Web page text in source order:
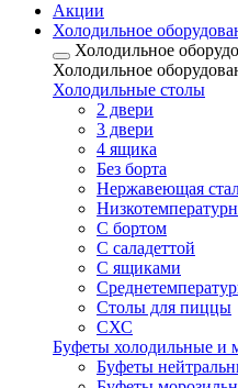
Акции
Холодильное
Холодильное
Холодильное
Холодильные столы
2 двери
3 двери
4 ящика
Без борта
Нержавеющая
С бортом
С саладеттой
С ящиками
Столы для пиццы
СХС
Буфеты холодильные и
Буфеты